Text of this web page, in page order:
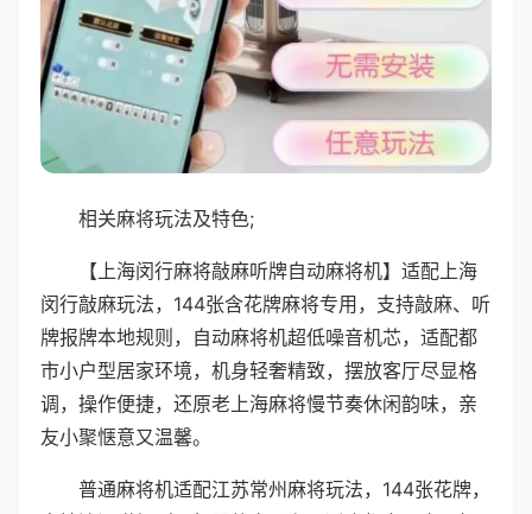
相关麻将玩法及特色;
【上海闵行麻将敲麻听牌自动麻将机】适配上海
闵行敲麻玩法，144张含花牌麻将专用，支持敲麻、听
牌报牌本地规则，自动麻将机超低噪音机芯，适配都
市小户型居家环境，机身轻奢精致，摆放客厅尽显格
调，操作便捷，还原老上海麻将慢节奏休闲韵味，亲
友小聚惬意又温馨。
普通麻将机适配江苏常州麻将玩法，144张花牌，